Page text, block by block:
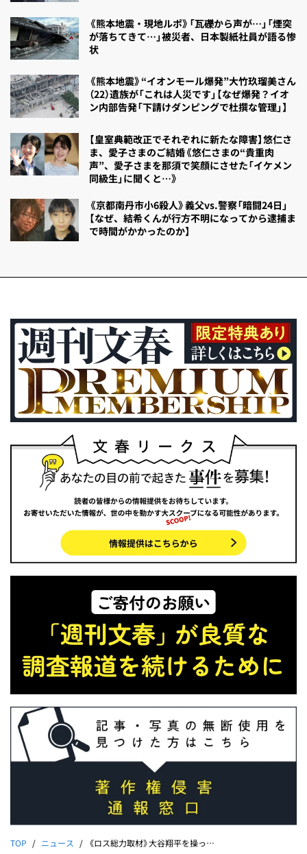
《熊本地震・現地ルポ》「瓦礫から声が…」「煙突
が落ちてきて…」被災者、日本製紙社員が語る惨
状
《熊本地震》“イオンモール爆発”大竹玖瑠美さん
（22）遺族が「これは人災です」【なぜ爆発？イオ
ン内部告発「下請けダンピングで杜撰な管理」】
【皇室典範改正でそれぞれに新たな障害】悠仁さ
ま、愛子さまのご結婚《悠仁さまの“貴重肉
声”、愛子さまを那須で笑顔にさせた「イケメン
同級生」に聞くと…》
《京都南丹市小6殺人》義父vs.警察「暗闘24日」
【なぜ、結希くんが行方不明になってから逮捕ま
で時間がかかったのか】
TOP ニュース 《ロス総力取材》大谷翔平を操った水原一平の「カネと噓」